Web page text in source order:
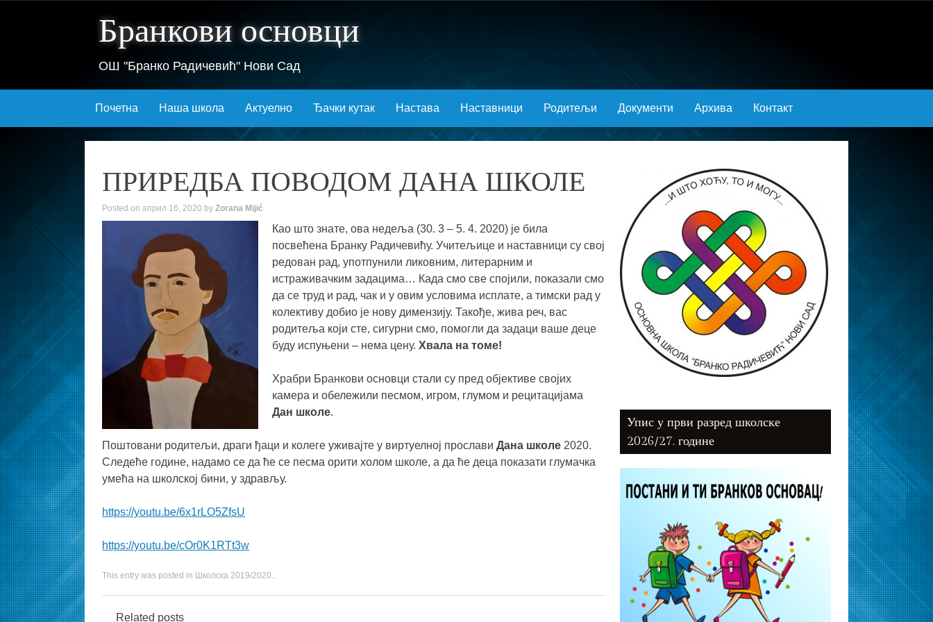
Бранкови основци
ОШ "Бранко Радичевић" Нови Сад
Skip
content
Почетна Наша школа Актуелно Ђачки кутак Настава Наставници Родитељи Документи Архива Контакт
ПРИРЕДБА ПОВОДОМ ДАНА ШКОЛЕ
Posted on април 16, 2020 by Zorana Mijić
Као што знате, ова недеља (30. 3 – 5. 4. 2020) је била
посвећена Бранку Радичевићу. Учитељице и наставници су свој
редован рад, употпунили ликовним, литерарним и
истраживачким задацима… Када смо све спојили, показали смо
да се труд и рад, чак и у овим условима исплате, а тимски рад у
колективу добио је нову димензију. Такође, жива реч, вас
родитеља који сте, сигурни смо, помогли да задаци ваше деце
буду испуњени – нема цену. Хвала на томе!
Храбри Бранкови основци стали су пред објективе својих
камера и обележили песмом, игром, глумом и рецитацијама
Дан школе.
Поштовани родитељи, драги ђаци и колеге уживајте у виртуелној прослави Дана школе 2020.
Следеће године, надамо се да ће се песма орити холом школе, а да ће деца показати глумачка
умећа на школској бини, у здрављу.
https://youtu.be/6x1rLO5ZfsU
https://youtu.be/cOr0K1RTt3w
This entry was posted in Школска 2019/2020..
Related posts
Упис у први разред школске
2026/27. године